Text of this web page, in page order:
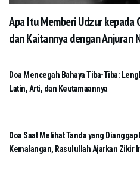
Apa Itu Memberi Udzur kepada
dan Kaitannya dengan Anjuran
Doa Mencegah Bahaya Tiba-Tiba:
Latin, Arti, dan Keutamaannya
Doa Saat Melihat Tanda yang Dianggap
Kemalangan, Rasulullah Ajarkan Zikir